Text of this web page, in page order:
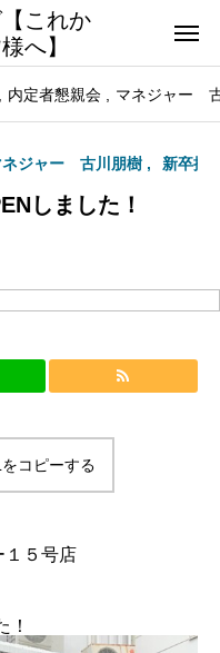
これか
へ】
内定者懇親会 マネジャー
ネジャー 古川朋樹 新卒採
しました！
コピーする
１５号店
！